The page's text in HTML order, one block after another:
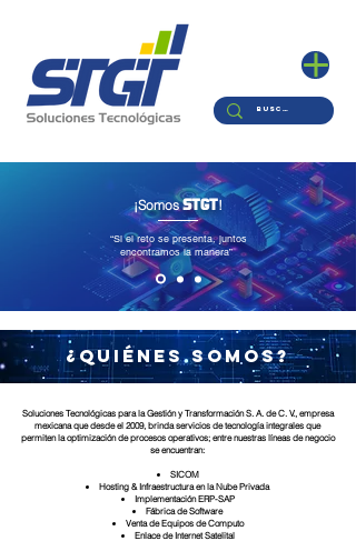
¡SomosSTGT!
“Si el reto se presenta, juntos
encontramos la manera”
¿Quiénes Somos?
Soluciones Tecnológicas para la Gestión y Transformación S. A. de C. V., empresa
mexicana que desde el 2009, brinda servicios de tecnología integrales que
permiten la optimización de procesos operativos; entre nuestras líneas de negocio
se encuentran:
SICOM
Hosting & Infraestructura en la Nube Privada
Implementación ERP-SAP
Fábrica de Software
Venta de Equipos de Computo
Enlace de Internet Satelital